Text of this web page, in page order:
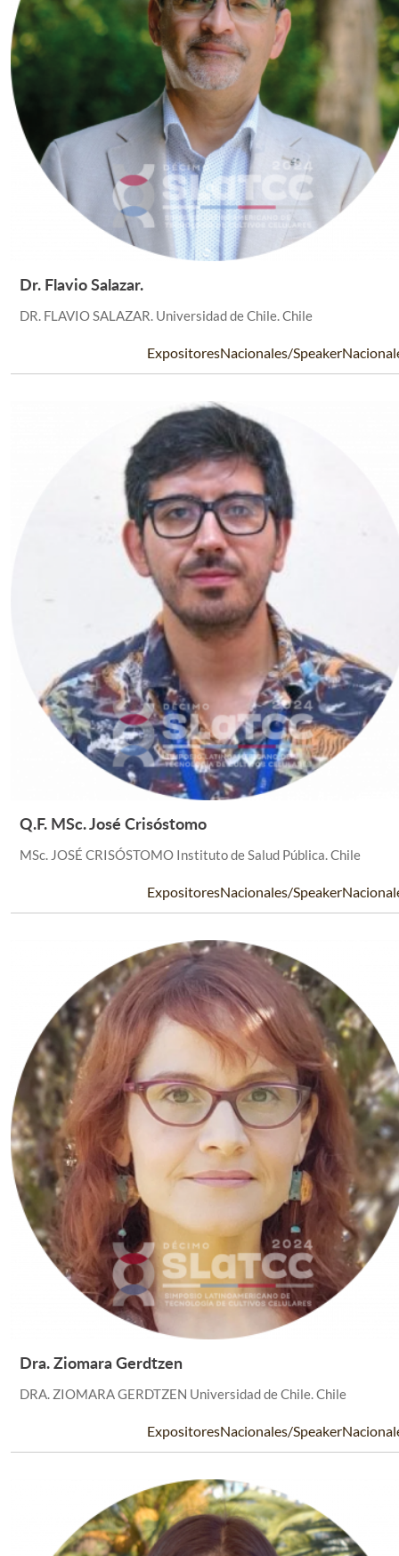
Dr. Flavio Salazar.
DR. FLAVIO SALAZAR. Universidad de Chile. Chile
ExpositoresNacionales/
Q.F. MSc. José Crisóstomo
MSc. JOSÉ CRISÓSTOMO Instituto de Salud Pública. Chile
ExpositoresNacionales/
Dra. Ziomara Gerdtzen
DRA. ZIOMARA GERDTZEN Universidad de Chile. Chile
ExpositoresNacionales/